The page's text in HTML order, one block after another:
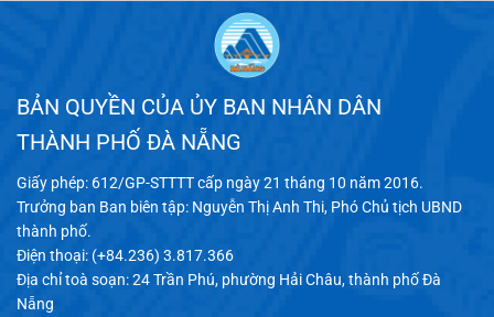
BẢN QUYỀN CỦA ỦY BAN NHÂN DÂN
THÀNH PHỐ ĐÀ NẴNG
Giấy phép: 612/GP-STTTT cấp ngày 21 tháng 10 năm 2016.
Trưởng ban Ban biên tập: Nguyễn Thị Anh Thi, Phó Chủ tịch UBND
thành phố.
Điện thoại: (+84.236) 3.817.366
Địa chỉ toà soạn: 24 Trần Phú, phường Hải Châu, thành phố Đà
Nẵng